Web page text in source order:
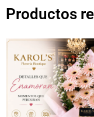
Productos